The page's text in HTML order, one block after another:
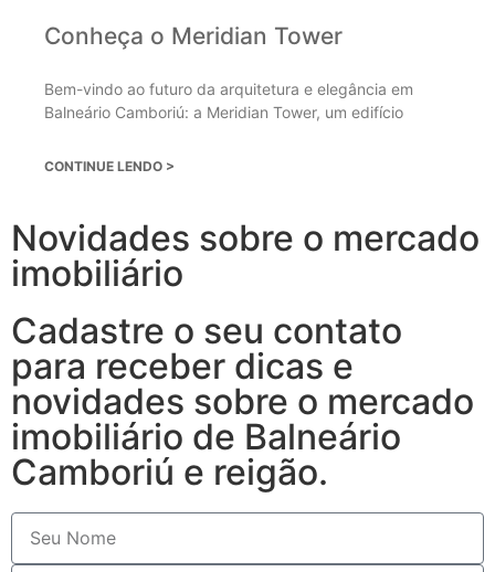
Conheça o Meridian Tower
Bem-vindo ao futuro da arquitetura e elegância em
Balneário Camboriú: a Meridian Tower, um edifício
CONTINUE LENDO >
Novidades sobre o mercado
imobiliário
Cadastre o seu contato
para receber dicas e
novidades sobre o mercado
imobiliário de Balneário
Camboriú e reigão.